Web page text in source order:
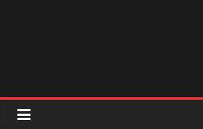
ลพบุรี
สถานี